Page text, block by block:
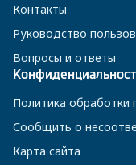
Контакты
Руководство
Вопросы и ответы
Политика обработки
Сообщить о
Карта сайта